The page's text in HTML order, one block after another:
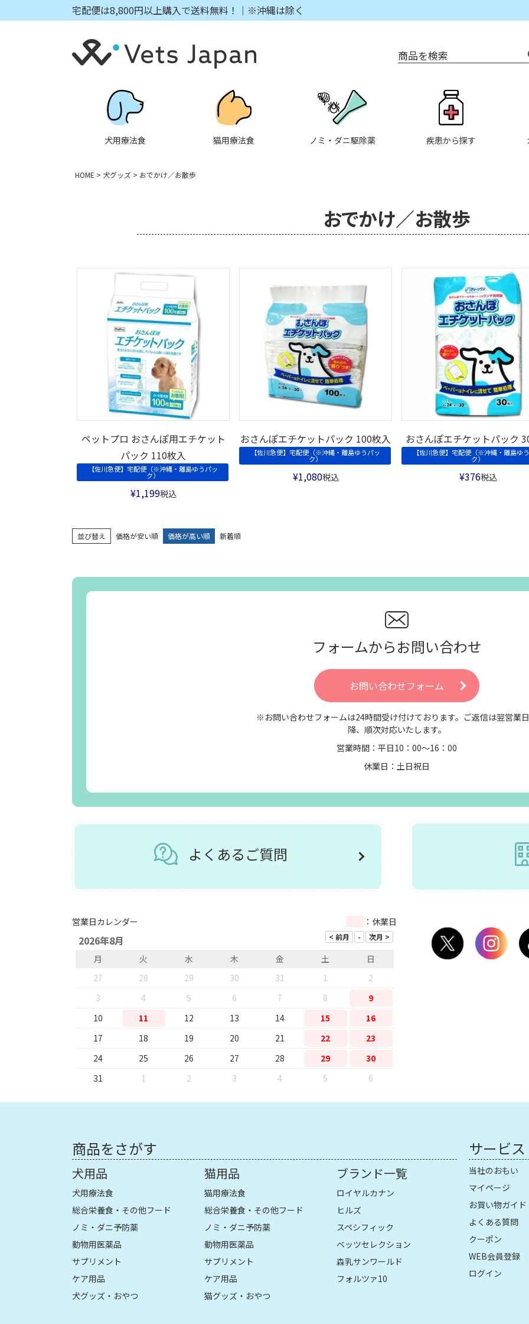
宅配便は8,800円以上購入で送料無料！｜※沖縄は除く
商品を検索
犬用療法食 猫用療法食 ノミ・ダニ駆除薬 疾患から探す
HOME 犬グッズ おでかけ／お散歩
おでかけ／お散歩
ペットプロ おさんぽ用エチケット
パック 110枚入
【佐川急便】宅配便（※沖縄・離島ゆうパッ
ク）
¥1,199税込
おさんぽエチケットパック 100枚入
【佐川急便】宅配便（※沖縄・離島ゆうパッ
ク）
¥1,080税込
おさんぽエチケットパック
【佐川急便】宅配便（※沖縄・離島ゆ
ク）
¥376税込
並び替え 価格が安い順 価格が高い順 新着順
フォームからお問い合わせ
お問い合わせフォーム
※お問い合わせフォームは24時間受け付けております。ご返信は翌営業
降、順次対応いたします。
営業時間：平日10：00～16：00
休業日：土日祝日
よくあるご質問
営業日カレンダー ：休業日
2026年8月
月 火 水 木 金 土
日
27
28 29 30 31 1
2
3
4 5 6 7 8
9
10
11 12 13 14 15
16
17
18 19 20 21 22
23
24
25 26 27 28 29
30
31
1 2 3 4 5 6
商品をさがす
犬用品
犬用療法食
総合栄養食・その他フード
ノミ・ダニ予防薬
動物用医薬品
サプリメント
ケア用品
犬グッズ・おやつ
猫用品
猫用療法食
総合栄養食・その他フード
ノミ・ダニ予防薬
動物用医薬品
サプリメント
ケア用品
猫グッズ・おやつ
ブランド一覧
ロイヤルカナン
ヒルズ
スペシフィック
ベッツセレクション
森乳サンワールド
フォルツァ10
サービス
当社のおもい
マイページ
お買い物ガイド
よくある質問
クーポン
WEB会員登録
ログイン